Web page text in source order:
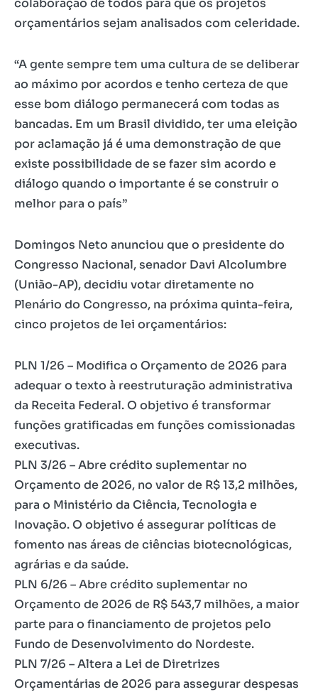
colaboração de todos para que os projetos
orçamentários sejam analisados com celeridade.
“A gente sempre tem uma cultura de se deliberar
ao máximo por acordos e tenho certeza de que
esse bom diálogo permanecerá com todas as
bancadas. Em um Brasil dividido, ter uma eleição
por aclamação já é uma demonstração de que
existe possibilidade de se fazer sim acordo e
diálogo quando o importante é se construir o
melhor para o país”
Domingos Neto anunciou que o presidente do
Congresso Nacional, senador Davi Alcolumbre
(União-AP), decidiu votar diretamente no
Plenário do Congresso, na próxima quinta-feira,
cinco projetos de lei orçamentários:
PLN 1/26 – Modifica o Orçamento de 2026 para
adequar o texto à reestruturação administrativa
da Receita Federal. O objetivo é transformar
funções gratificadas em funções comissionadas
executivas.
PLN 3/26 – Abre crédito suplementar no
Orçamento de 2026, no valor de R$ 13,2 milhões,
para o Ministério da Ciência, Tecnologia e
Inovação. O objetivo é assegurar políticas de
fomento nas áreas de ciências biotecnológicas,
agrárias e da saúde.
PLN 6/26 – Abre crédito suplementar no
Orçamento de 2026 de R$ 543,7 milhões, a maior
parte para o financiamento de projetos pelo
Fundo de Desenvolvimento do Nordeste.
PLN 7/26 – Altera a Lei de Diretrizes
Orçamentárias de 2026 para assegurar despesas